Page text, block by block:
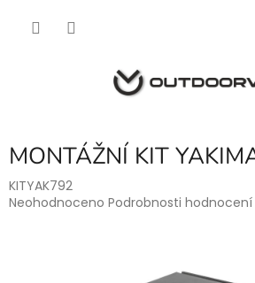
MONTÁŽNÍ KIT
KITYAK792
Průměrné
Neohodnoceno Podrobnosti hodnocení